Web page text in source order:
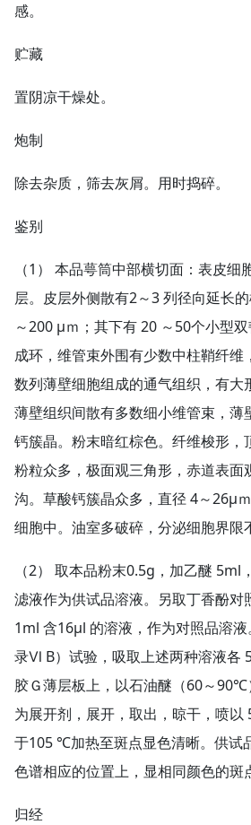
感。
贮藏
置阴凉干燥处。
炮制
除去杂质，筛去灰屑。用时捣碎。
鉴别
（1） 本品萼筒中部横切面：表皮细
层。皮层外侧散有2～3 列径向延长
～200 μｍ；其下有 20 ～50个小型
成环，维管束外围有少数中柱鞘纤维
数列薄壁细胞组成的通气组织，有大
薄壁组织间散有多数细小维管束，薄
钙簇晶。粉末暗红棕色。纤维梭形，
粉粒众多，极面观三角形，赤道表面
沟。草酸钙簇晶众多，直径 4～26μ
细胞中。油室多破碎，分泌细胞界限
（2） 取本品粉末0.5g，加乙醚 5ml
滤液作为供试品溶液。另取丁香酚对
1ml 含16μl 的溶液，作为对照品溶
录Ⅵ B）试验，吸取上述两种溶液各
胶Ｇ薄层板上，以石油醚（60～90℃
为展开剂，展开，取出，晾干，喷以
于105 ℃加热至斑点显色清晰。供试
色谱相应的位置上，显相同颜色的斑
归经